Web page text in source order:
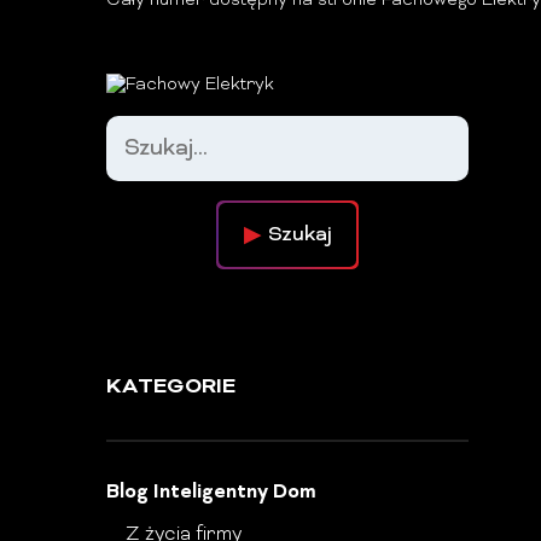
Szukaj
KATEGORIE
Blog Inteligentny Dom
Z życia firmy